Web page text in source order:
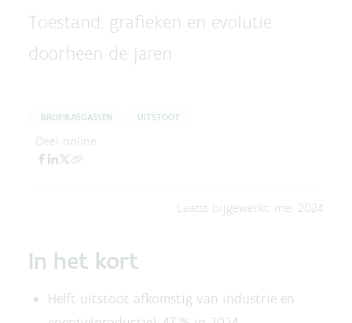
Toestand, grafieken en evolutie
doorheen de jaren.
BROEIKASGASSEN UITSTOOT
Deel online
Laatst bijgewerkt: mei 2024
In het kort
Helft uitstoot afkomstig van industrie en